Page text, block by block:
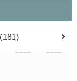
(181)